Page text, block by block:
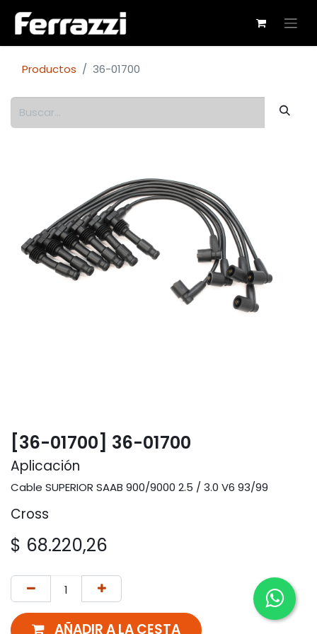
Productos 36-01700
[36-01700] 36-01700
Aplicación
Cable SUPERIOR SAAB 900/9000 2.5 / 3.0 V6 93/99
Cross
$ 68.220,26
AÑADIR A LA CESTA